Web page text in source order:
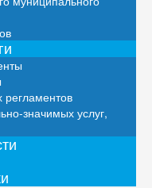
регламентов
значимых услуг,